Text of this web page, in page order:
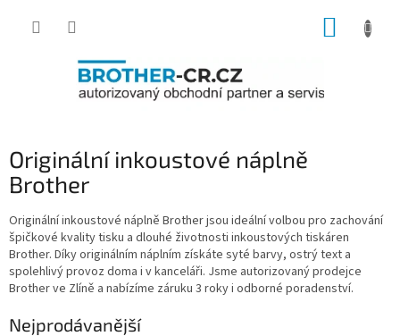
Originální inkoustové náplně
Brother
Originální inkoustové náplně Brother jsou ideální volbou pro zachování
špičkové kvality tisku a dlouhé životnosti inkoustových tiskáren
Brother. Díky originálním náplním získáte syté barvy, ostrý text a
spolehlivý provoz doma i v kanceláři. Jsme autorizovaný prodejce
Brother ve Zlíně a nabízíme záruku 3 roky i odborné poradenství.
Nejprodávanější